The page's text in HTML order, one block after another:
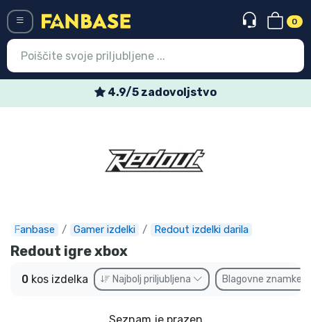
0
4.9/5 zadovoljstvo
Fanbase Gamer izdelki Redout izdelki darila
Redout igre xbox
0 kos izdelka Najbolj priljubljena Blagovne znamke
Najnovejsi izdelki
Ekspresna dostava
Prednaročila
Outlet izdelki
Dostava in plačilo